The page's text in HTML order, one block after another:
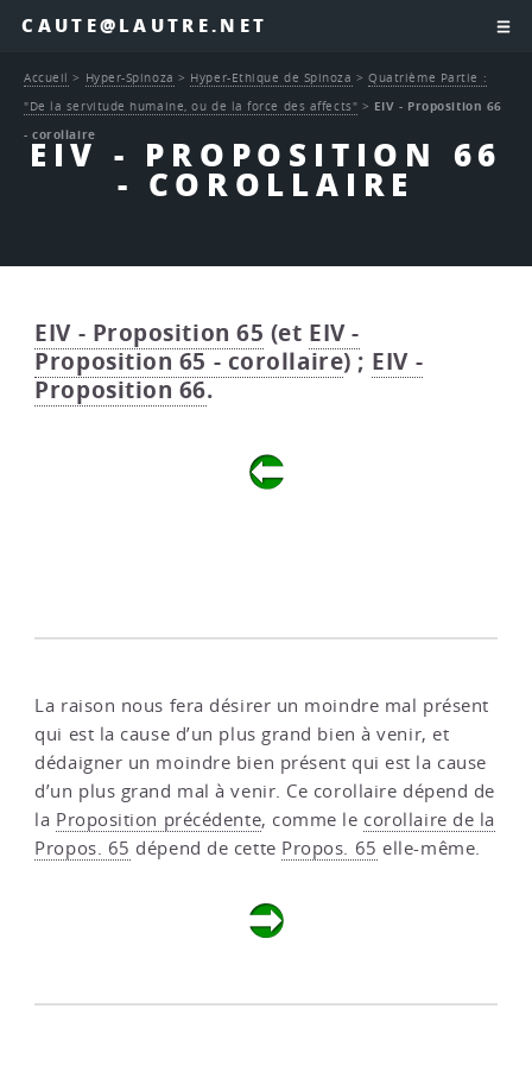
CAUTE@LAUTRE.NET
EIV - PROPOSITION 66
- COROLLAIRE
Accueil > Hyper-Spinoza > Hyper-Ethique de Spinoza >Quatrième Partie :
"De la servitude humaine, ou de la force des affects" > EIV - Proposition 66
- corollaire
EIV - Proposition 65 (et EIV -
Proposition 65 - corollaire) ; EIV -
Proposition 66.
La raison nous fera désirer un moindre mal présent
qui est la cause d’un plus grand bien à venir, et
dédaigner un moindre bien présent qui est la cause
d’un plus grand mal à venir. Ce corollaire dépend de
la Proposition précédente, comme le corollaire de la
Propos. 65 dépend de cette Propos. 65 elle-même.